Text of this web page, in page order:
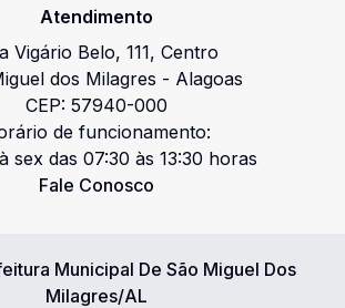
Atendimento
Vigário Belo, 111, Centro
dos Milagres - Alagoas
CEP: 57940-000
de funcionamento:
sex das 07:30 às 13:30 horas
Fale Conosco
Municipal De São Miguel Dos
Milagres/AL